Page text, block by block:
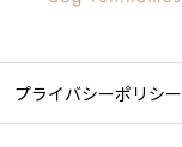
プライバシーポリシー